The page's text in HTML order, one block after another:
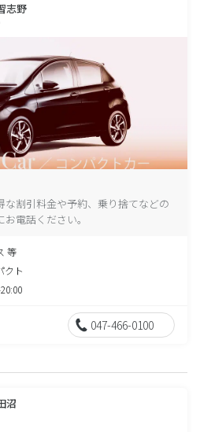
志野
な割引料金や予約、乗り捨てなどの
電話ください。
等
クト
047-466-0100
沼